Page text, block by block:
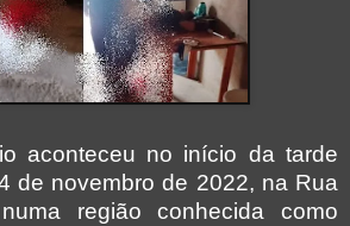
aconteceu no início da tarde
de novembro de 2022, na Rua
região conhecida como